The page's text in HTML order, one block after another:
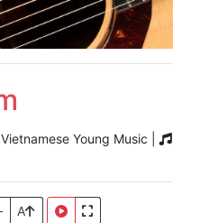
Vietnamese Young Music |
A